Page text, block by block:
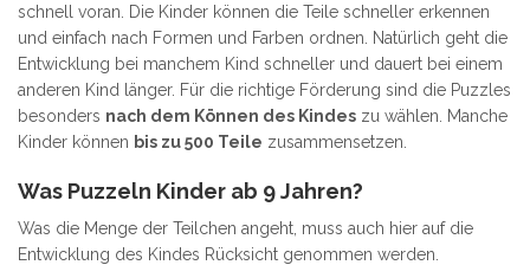
schnell voran. Die Kinder können die Teile schneller erkennen
und einfach nach Formen und Farben ordnen. Natürlich geht die
Entwicklung bei manchem Kind schneller und dauert bei einem
anderen Kind länger. Für die richtige Förderung sind die Puzzles
besonders nach dem Können des Kindes zu wählen. Manche
Kinder können bis zu 500 Teile zusammensetzen.
Was Puzzeln Kinder ab 9 Jahren?
Was die Menge der Teilchen angeht, muss auch hier auf die
Entwicklung des Kindes Rücksicht genommen werden.